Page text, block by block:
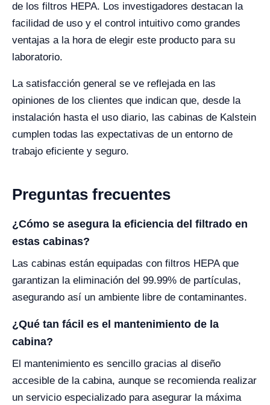
de los filtros HEPA. Los investigadores destacan la
facilidad de uso y el control intuitivo como grandes
ventajas a la hora de elegir este producto para su
laboratorio.
La satisfacción general se ve reflejada en las
opiniones de los clientes que indican que, desde la
instalación hasta el uso diario, las cabinas de Kalstein
cumplen todas las expectativas de un entorno de
trabajo eficiente y seguro.
Preguntas frecuentes
¿Cómo se asegura la eficiencia del filtrado en
estas cabinas?
Las cabinas están equipadas con filtros HEPA que
garantizan la eliminación del 99.99% de partículas,
asegurando así un ambiente libre de contaminantes.
¿Qué tan fácil es el mantenimiento de la
cabina?
El mantenimiento es sencillo gracias al diseño
accesible de la cabina, aunque se recomienda realizar
un servicio especializado para asegurar la máxima